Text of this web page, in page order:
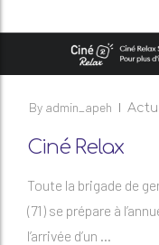
By admin_apeh
Ciné Relax
Toute la brigade de
(71) se prépare à
l’arrivée d’un ...